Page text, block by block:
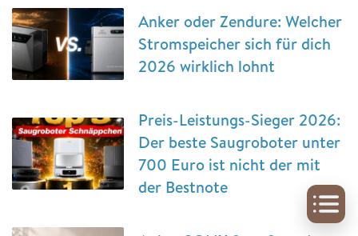
Anker oder Zendure: Welcher
Stromspeicher sich für dich
2026 wirklich lohnt
Preis-Leistungs-Sieger 2026:
Der beste Saugroboter unter
700 Euro ist nicht der mit
der Bestnote